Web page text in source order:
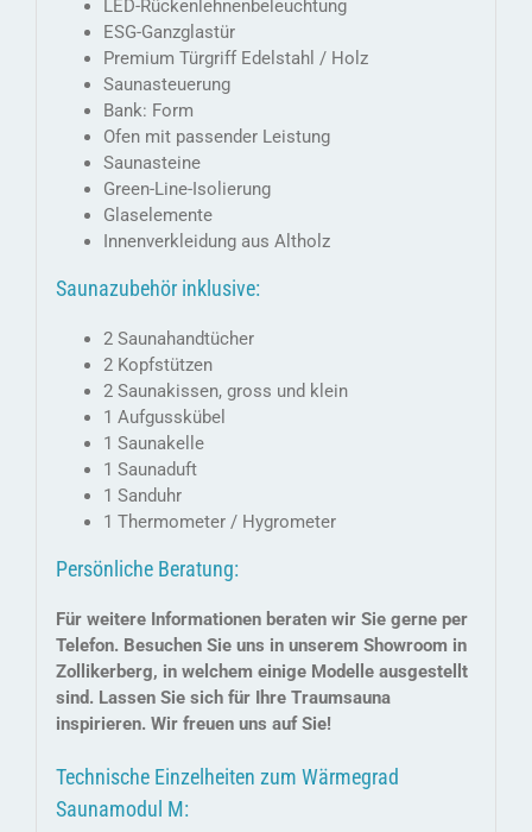
LED-Rückenlehnenbeleuchtung
ESG-Ganzglastür
Premium Türgriff Edelstahl / Holz
Saunasteuerung
Bank: Form
Ofen mit passender Leistung
Saunasteine
Green-Line-Isolierung
Glaselemente
Innenverkleidung aus Altholz
Saunazubehör inklusive:
2 Saunahandtücher
2 Kopfstützen
2 Saunakissen, gross und klein
1 Aufgusskübel
1 Saunakelle
1 Saunaduft
1 Sanduhr
1 Thermometer / Hygrometer
Persönliche Beratung:
Für weitere Informationen beraten wir Sie gerne per
Telefon. Besuchen Sie uns in unserem Showroom in
Zollikerberg, in welchem einige Modelle ausgestellt
sind. Lassen Sie sich für Ihre Traumsauna
inspirieren. Wir freuen uns auf Sie!
Technische Einzelheiten zum Wärmegrad
Saunamodul M: